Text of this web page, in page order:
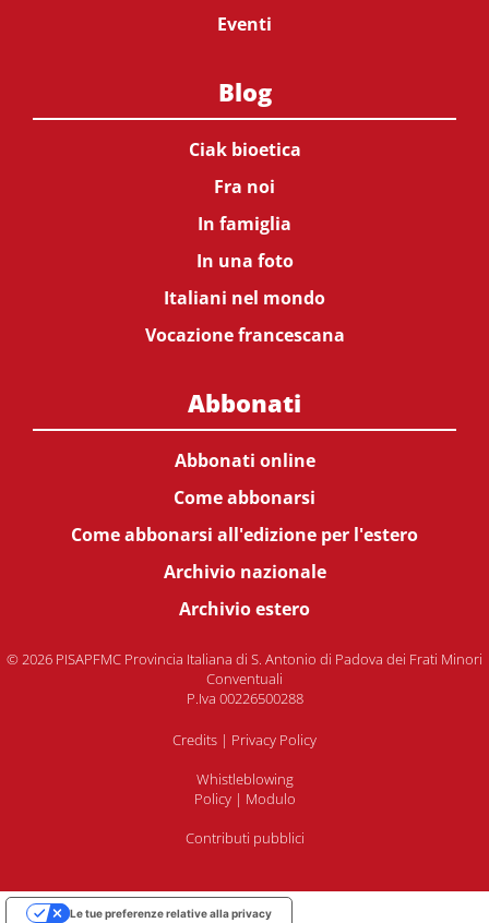
Eventi
Blog
Ciak bioetica
Fra noi
In famiglia
In una foto
Italiani nel mondo
Vocazione francescana
Abbonati
Abbonati online
Come abbonarsi
Come abbonarsi all'edizione per l'estero
Archivio nazionale
Archivio estero
© 2026 PISAPFMC Provincia Italiana di S. Antonio di Padova dei Frati Minori
Conventuali
P.Iva 00226500288
Credits | Privacy Policy
Whistleblowing
Policy| Modulo
Contributi pubblici
Le tue preferenze relative alla privacy